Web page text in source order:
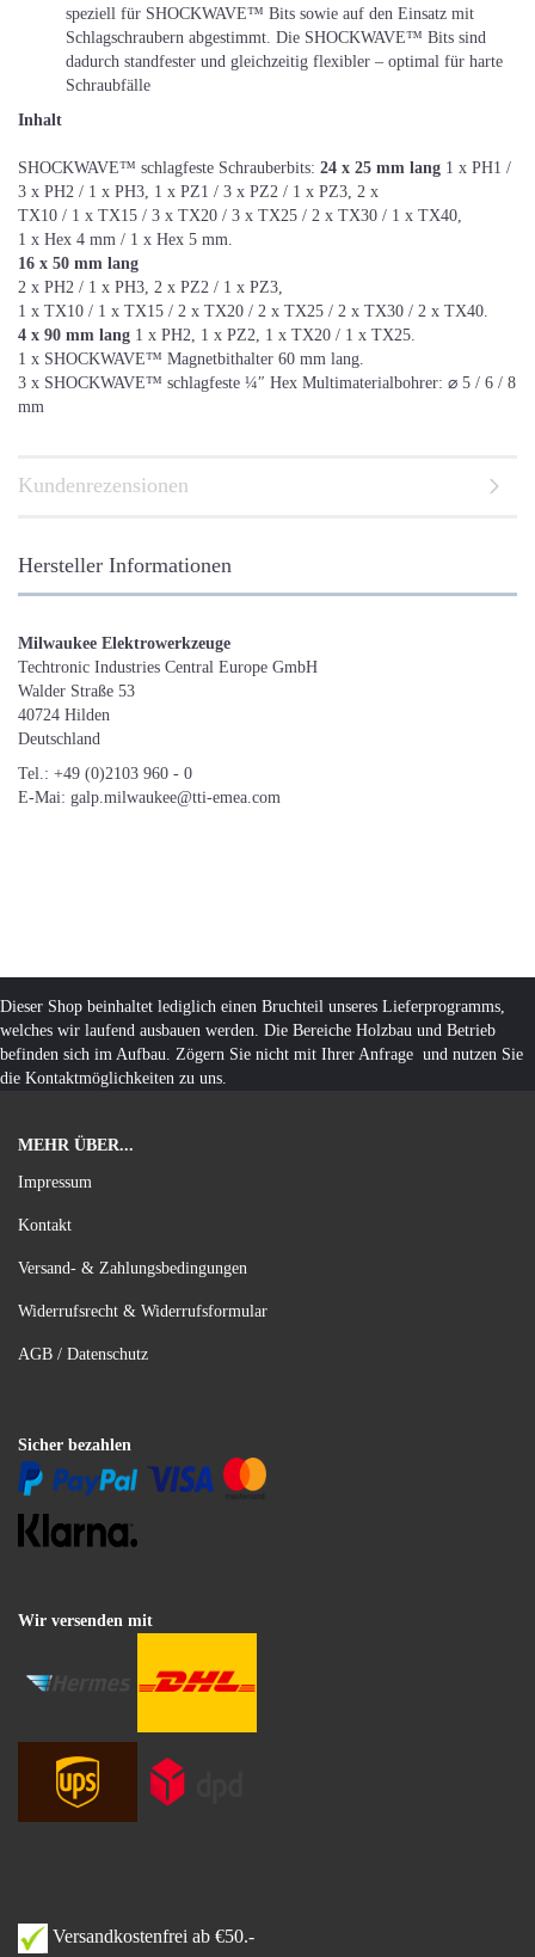
speziell für SHOCKWAVE™ Bits sowie auf den Einsatz mit
Schlagschraubern abgestimmt. Die SHOCKWAVE™ Bits sind
dadurch standfester und gleichzeitig flexibler – optimal für harte
Schraubfälle
Inhalt
SHOCKWAVE™ schlagfeste Schrauberbits: 24 x 25 mm lang 1 x PH1 /
3 x PH2 / 1 x PH3, 1 x PZ1 / 3 x PZ2 / 1 x PZ3, 2 x
TX10 / 1 x TX15 / 3 x TX20 / 3 x TX25 / 2 x TX30 / 1 x TX40,
1 x Hex 4 mm / 1 x Hex 5 mm.
16 x 50 mm lang
2 x PH2 / 1 x PH3, 2 x PZ2 / 1 x PZ3,
1 x TX10 / 1 x TX15 / 2 x TX20 / 2 x TX25 / 2 x TX30 / 2 x TX40.
4 x 90 mm lang 1 x PH2, 1 x PZ2, 1 x TX20 / 1 x TX25.
1 x SHOCKWAVE™ Magnetbithalter 60 mm lang.
3 x SHOCKWAVE™ schlagfeste ¼″ Hex Multimaterialbohrer: ⌀ 5 / 6 / 8
mm
Kundenrezensionen
Hersteller Informationen
Milwaukee Elektrowerkzeuge
Techtronic Industries Central Europe GmbH
Walder Straße 53
40724 Hilden
Deutschland
Tel.: +49 (0)2103 960 - 0
E-Mai: galp.milwaukee@tti-emea.com
Dieser Shop beinhaltet lediglich einen Bruchteil unseres Lieferprogramms,
welches wir laufend ausbauen werden. Die Bereiche Holzbau und Betrieb
befinden sich im Aufbau. Zögern Sie nicht mit Ihrer Anfrage und nutzen Sie
die Kontaktmöglichkeiten zu uns.
MEHR ÜBER...
Impressum
Kontakt
Versand- & Zahlungsbedingungen
Widerrufsrecht & Widerrufsformular
AGB / Datenschutz
Sicher bezahlen
Wir versenden mit
Versandkostenfrei ab €50.-